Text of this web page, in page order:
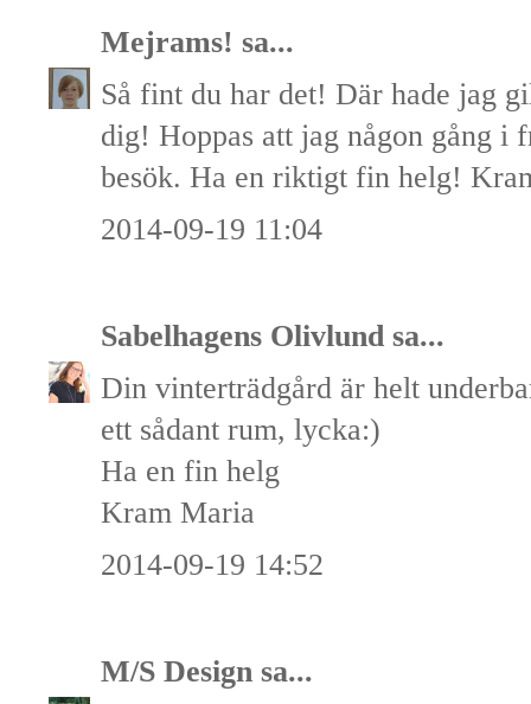
Mejrams! sa...
Så fint du har det! Där hade jag
dig! Hoppas att jag någon gång i
besök. Ha en riktigt fin helg!
2014-09-19 11:04
Sabelhagens Olivlund sa...
Din vinterträdgård är helt
ett sådant rum, lycka:)
Ha en fin helg
Kram Maria
2014-09-19 14:52
M/S Design sa...